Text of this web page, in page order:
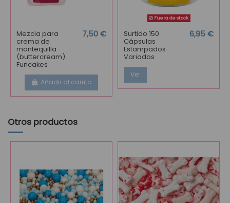
Mezcla para
crema de
mantequilla
(buttercream)
Funcakes
7,50 €
Añadir al carrito
Fuera de stock
Surtido 150
Cápsulas
Estampados
Variados
6,95 €
Ver
Otros productos